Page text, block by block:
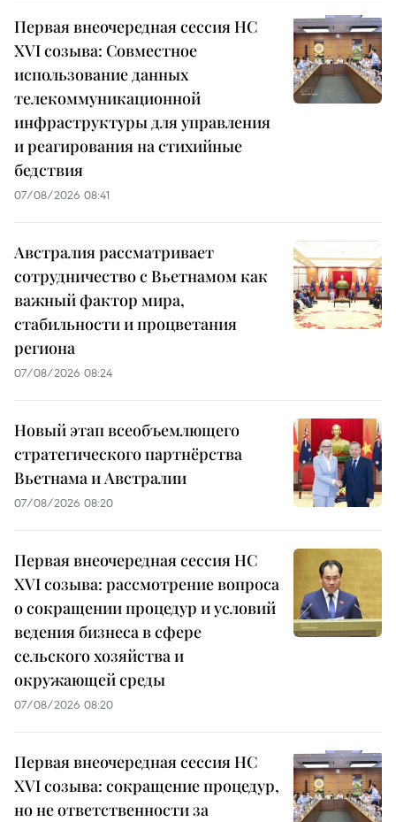
Первая внеочередная сессия НС
XVI созыва: Совместное
использование данных
телекоммуникационной
инфраструктуры для управления
и реагирования на стихийные
бедствия
07/08/2026 08:41
Австралия рассматривает
сотрудничество с Вьетнамом как
важный фактор мира,
стабильности и процветания
региона
07/08/2026 08:24
Новый этап всеобъемлющего
стратегического партнёрства
Вьетнама и Австралии
07/08/2026 08:20
Первая внеочередная сессия НС
XVI созыва: рассмотрение вопроса
о сокращении процедур и условий
ведения бизнеса в сфере
сельского хозяйства и
окружающей среды
07/08/2026 08:20
Первая внеочередная сессия НС
XVI созыва: сокращение процедур,
но не ответственности за